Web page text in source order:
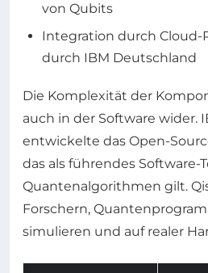
von Qubits
Integration durch Cloud-
durch IBM Deutschland
Die Komplexität der
auch in der Software wider.
entwickelte das Open-
das als führendes Software-
Quantenalgorithmen gilt.
Forschern,
simulieren und auf realer